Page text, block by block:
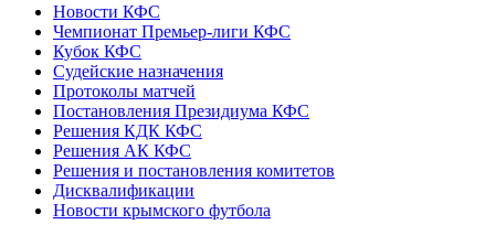
Новости КФС
Чемпионат Премьер-лиги КФС
Кубок КФС
Судейские назначения
Протоколы матчей
Постановления Президиума КФС
Решения КДК КФС
Решения АК КФС
Решения и постановления комитетов
Дисквалификации
Новости крымского футбола